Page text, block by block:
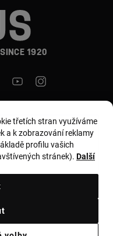
1920
Republic / Euro
třetích stran využíváme
a k zobrazování reklamy
profilu vašich
stránek). Další